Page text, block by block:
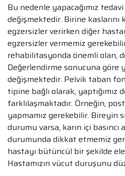
Bu nedenle yapacağımız
değişmektedir. Birine kaslarını
egzersizler verirken diğer
egzersizler vermemiz
rehabilitasyonda önemli olan,
Değerlendirme sonucuna göre
değişmektedir. Pelvik taban
tipine bağlı olarak, yaptığımız
farklılaşmaktadır. Örneğin,
yapmamız gerekebilir. Bireyin
durumu varsa, karın içi
durumunda dikkat etmemiz
hastayı bütüncül bir şekilde
Hastamızın vücut duruşunu